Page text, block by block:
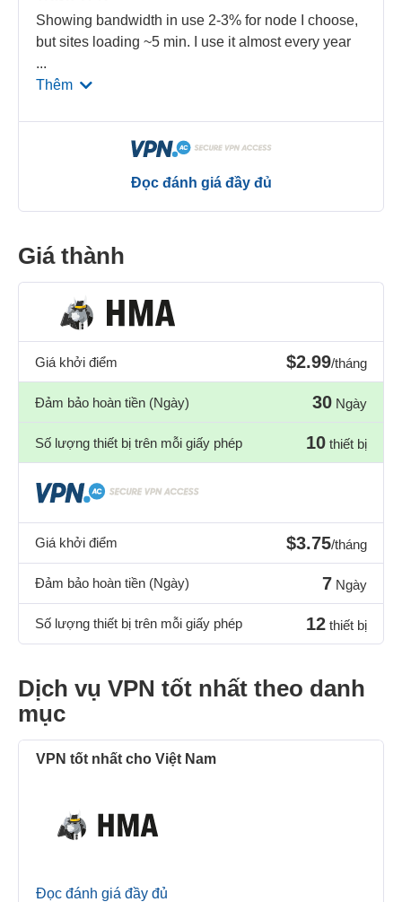
Showing bandwidth in use 2-3% for node I choose,
but sites loading ~5 min. I use it almost every year
...
Thêm
Đọc đánh giá đầy đủ
Giá thành
Giá khởi điểm $2.99/tháng
Đảm bảo hoàn tiền (Ngày) 30 Ngày
Số lượng thiết bị trên mỗi giấy phép 10 thiết bị
Giá khởi điểm $3.75/tháng
Đảm bảo hoàn tiền (Ngày) 7 Ngày
Số lượng thiết bị trên mỗi giấy phép 12 thiết bị
Dịch vụ VPN tốt nhất theo danh
mục
VPN tốt nhất cho Việt Nam
Đọc đánh giá đầy đủ